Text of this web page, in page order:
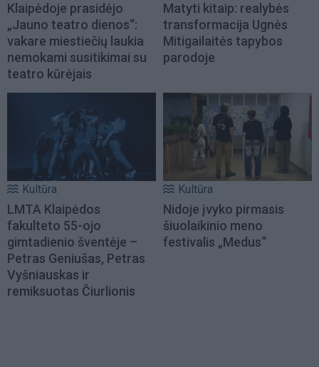
Klaipėdoje prasidėjo
„Jauno teatro dienos“:
vakare miestiečių laukia
nemokami susitikimai su
teatro kūrėjais
Matyti kitaip: realybės
transformacija Ugnės
Mitigailaitės tapybos
parodoje
Kultūra
LMTA Klaipėdos
fakulteto 55-ojo
gimtadienio šventėje –
Petras Geniušas, Petras
Vyšniauskas ir
remiksuotas Čiurlionis
Kultūra
Nidoje įvyko pirmasis
šiuolaikinio meno
festivalis „Medus“